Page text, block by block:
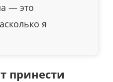
— это
я
принести